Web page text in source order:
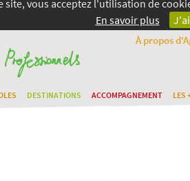
site, vous acceptez l'utilisation de
En savoir plus
À propos
DESTINATIONS ACCOMPAGNEMENT LES